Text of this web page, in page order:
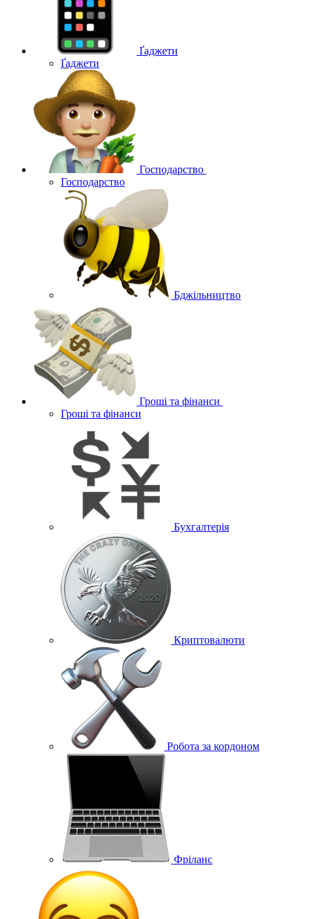
Ґаджети
Ґаджети
Господарство
Господарство
Бджільництво
Гроші та фінанси
Гроші та фінанси
Бухгалтерія
Криптовалюти
Робота за кордоном
Фріланс